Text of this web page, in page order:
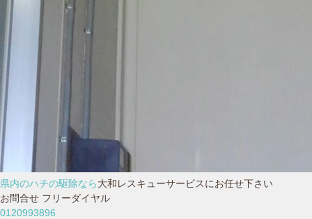
県内のハチの駆除なら 大和レスキューサービスにお任せ下さい
お問合せ フリーダイヤル
0120993896